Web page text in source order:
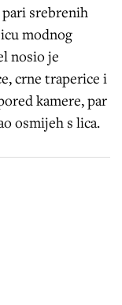
pari srebrenih
modnog
nosio je
crne traperice i
kamere, par
osmijeh s lica.